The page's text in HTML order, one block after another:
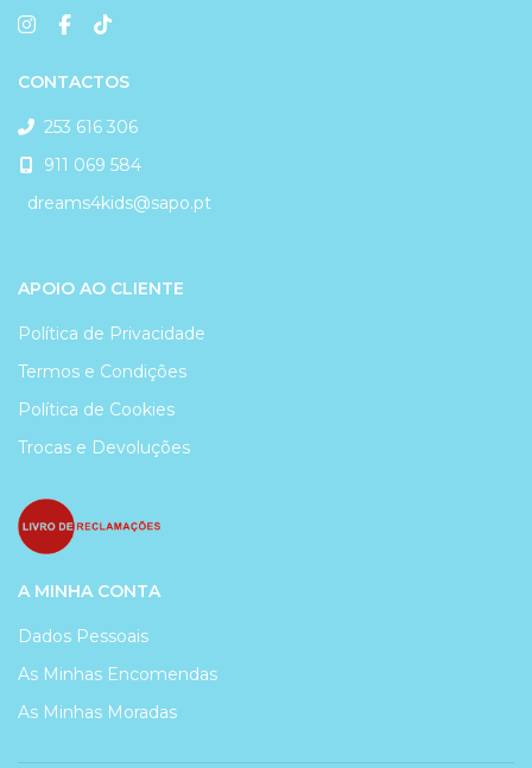
CONTACTOS
253 616 306
911 069 584
dreams4kids@sapo.pt
APOIO AO CLIENTE
Política de Privacidade
Termos e Condições
Política de Cookies
Trocas e Devoluções
A MINHA CONTA
Dados Pessoais
As Minhas Encomendas
As Minhas Moradas